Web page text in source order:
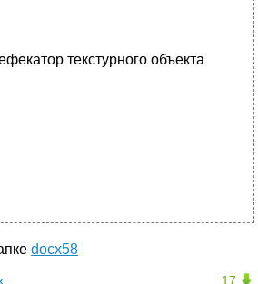
текстурного объекта
docx58
17